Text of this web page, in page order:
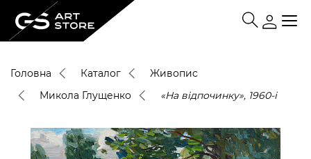
Головна Каталог
Живопис
Микола Глущенко
«На відпочинку», 1960-і